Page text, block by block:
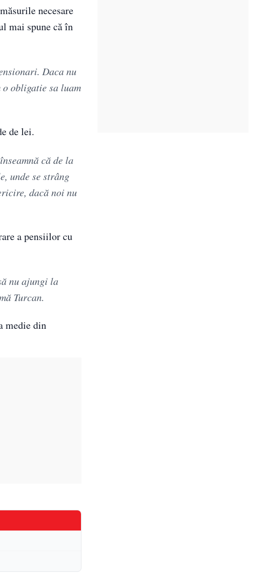
necesare
mai spune că în
Daca nu
o obligatie sa luam
de lei.
că de la
unde se strâng
dacă noi nu
a pensiilor cu
nu ajungi la
Turcan.
medie din